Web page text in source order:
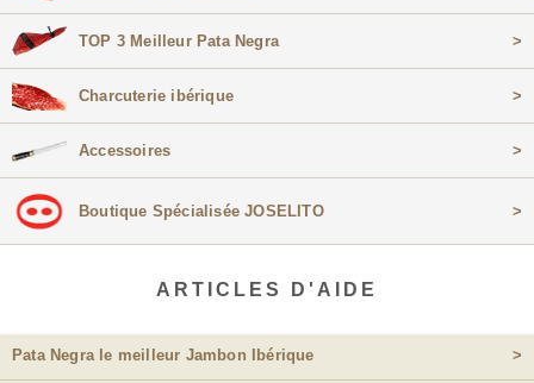
TOP 3 Meilleur Pata Negra >
Charcuterie ibérique >
Accessoires >
Boutique Spécialisée JOSELITO >
ARTICLES D'AIDE
Pata Negra le meilleur Jambon Ibérique >